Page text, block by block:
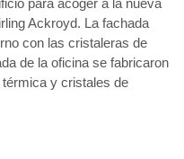
Ackroyd. La fachada
con las cristaleras de
de la oficina se fabricaron
y cristales de